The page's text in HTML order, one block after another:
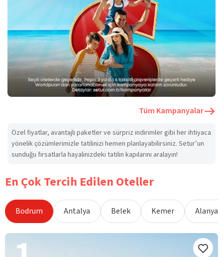
Tüm Kampanyalar
Özel fiyatlar, avantajlı paketler ve sürpriz indirimler gibi her ihtiyaca
yönelik çözümlerimizle tatilinizi hemen planlayabilirsiniz. Setur’un
sunduğu fırsatlarla hayalinizdeki tatilin kapılarını aralayın!
En Çok Tercih Edilen Oteller
Bodrum Antalya Belek Kemer Alanya